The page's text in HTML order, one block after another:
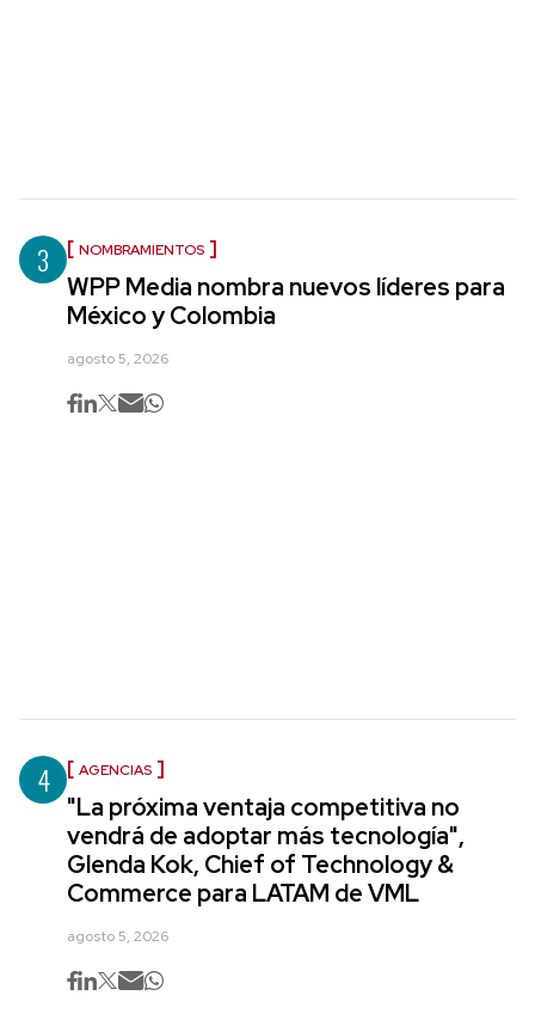
3 NOMBRAMIENTOS
WPP Media nombra nuevos líderes para
México y Colombia
agosto 5, 2026
4 AGENCIAS
"La próxima ventaja competitiva no
vendrá de adoptar más tecnología",
Glenda Kok, Chief of Technology &
Commerce para LATAM de VML
agosto 5, 2026